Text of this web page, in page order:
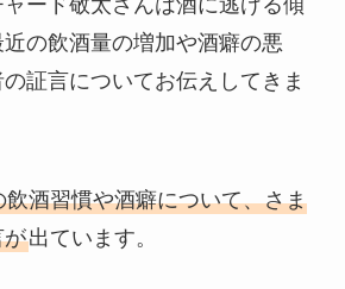
ード敬太さんは酒に逃げる傾
の飲酒量の増加や酒癖の悪
証言についてお伝えしてきま
酒習慣や酒癖について、さま
が出ています。